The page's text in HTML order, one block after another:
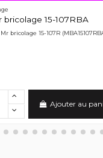
15-107RBA
bricolage 15-107R
Ajouter au